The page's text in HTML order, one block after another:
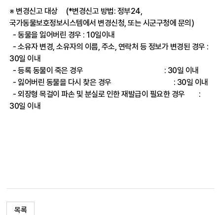
※ 변경신고 대상 (*변경신고 방법: 정부24,
국가동물보호정보시스템에서 변경신청, 또는 시군구청에 문의)
- 동물을 잃어버린 경우 : 10일이내
- 소유자 변경, 소유자의 이름, 주소, 연락처 등 정보가 변경된 경우 :
30일 이내
- 등록 동물이 죽은 경우
: 30일 이내
- 잃어버린 동물을 다시 찾은 경우
: 30일 이내
- 외장형 목걸이 파손 및 분실로 인한 재발급이 필요한 경우
:
30일 이내
목록